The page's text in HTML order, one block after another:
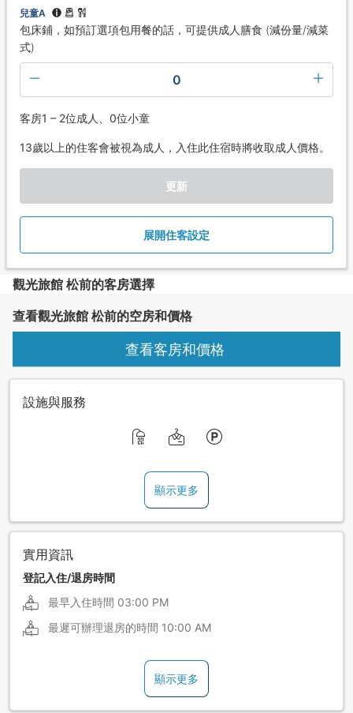
兒童A
包床鋪，如預訂選項包用餐的話，可提供成人膳食 (減份量/減菜
式)
0
客房1 – 2位成人、0位小童
13歲以上的住客會被視為成人，入住此住宿時將收取成人價格。
更新
展開住客設定
觀光旅館 松前的客房選擇
查看觀光旅館 松前的空房和價格
查看客房和價格
設施與服務
顯示更多
實用資訊
登記入住/退房時間
最早入住時間 03:00 PM
最遲可辦理退房的時間 10:00 AM
顯示更多